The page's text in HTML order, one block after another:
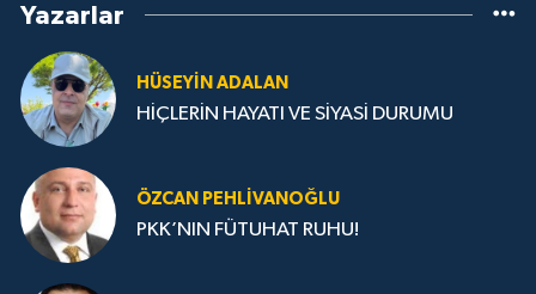
Yazarlar
HÜSEYIN ADALAN
HİÇLERİN HAYATI VE SİYASİ DURUMU
ÖZCAN PEHLIVANOĞLU
PKK’NIN FÜTUHAT RUHU!